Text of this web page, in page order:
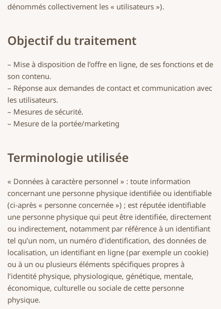
dénommés collectivement les « utilisateurs »).
Objectif du traitement
– Mise à disposition de l’offre en ligne, de ses fonctions et de
son contenu.
– Réponse aux demandes de contact et communication avec
les utilisateurs.
– Mesures de sécurité.
– Mesure de la portée/marketing
Terminologie utilisée
« Données à caractère personnel » : toute information
concernant une personne physique identifiée ou identifiable
(ci-après « personne concernée ») ; est réputée identifiable
une personne physique qui peut être identifiée, directement
ou indirectement, notamment par référence à un identifiant
tel qu’un nom, un numéro d’identification, des données de
localisation, un identifiant en ligne (par exemple un cookie)
ou à un ou plusieurs éléments spécifiques propres à
l’identité physique, physiologique, génétique, mentale,
économique, culturelle ou sociale de cette personne
physique.